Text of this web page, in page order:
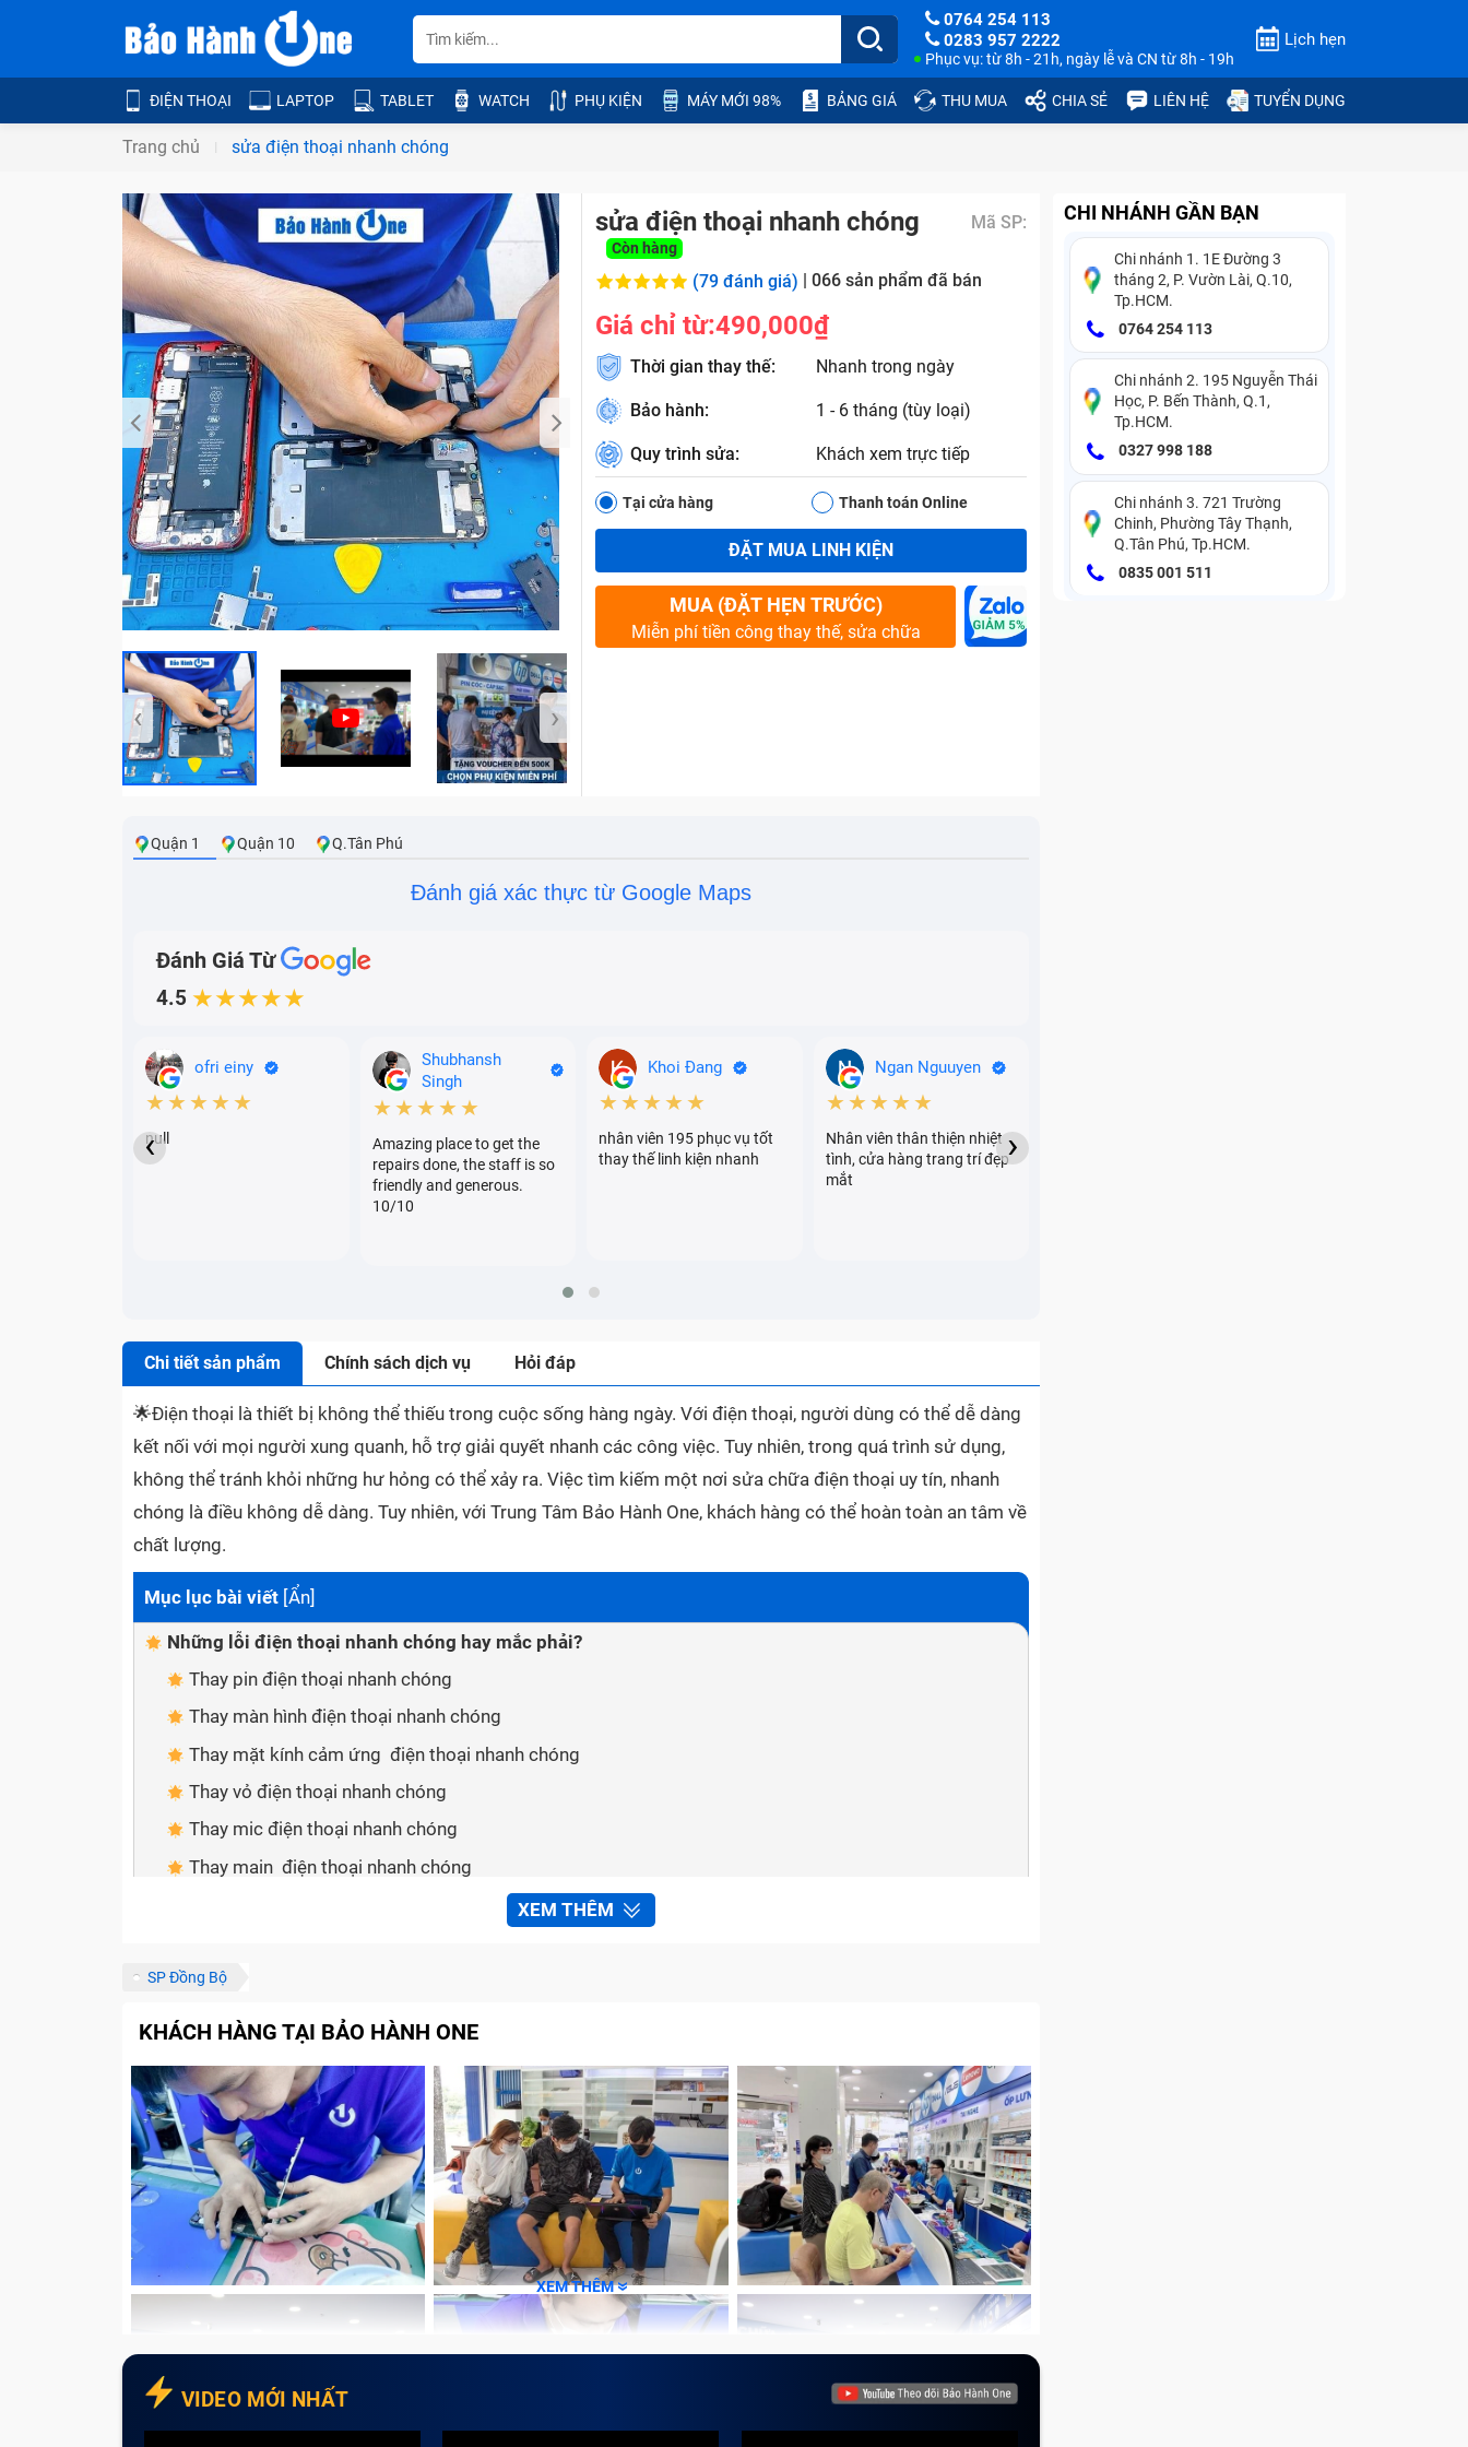
0764 254 113
0283 957 2222
Phục vụ: từ 8h - 21h, ngày lễ và CN từ 8h - 19h
Lịch hẹn
ĐIỆN THOẠI LAPTOP TABLET WATCH PHỤ KIỆN MÁY MỚI 98% BẢNG GIÁ THU MUA CHIA SẺ LIÊN HỆ TUYỂN DỤNG
Trang chủ sửa điện thoại nhanh chóng
Bảo Hành One
‹ ›
sửa điện thoại nhanh chóng Mã SP:
Còn hàng
(79 đánh giá) | 066 sản phẩm đã bán
Giá chỉ từ:490,000₫
Thời gian thay thế: Nhanh trong ngày
Bảo hành: 1 - 6 tháng (tùy loại)
Quy trình sửa: Khách xem trực tiếp
Tại cửa hàng Thanh toán Online
ĐẶT MUA LINH KIỆN
MUA (ĐẶT HẸN TRƯỚC)
Miễn phí tiền công thay thế, sửa chữa
Quận 1 Quận 10 Q.Tân Phú
Đánh giá xác thực từ Google Maps
Đánh Giá Từ
4.5 ★★★★★
ofri einy
★★★★★
null
Shubhansh
Singh
★★★★★
Amazing place to get the
repairs done, the staff is so
friendly and generous.
10/10
Khoi Đang
★★★★★
nhân viên 195 phục vụ tốt
thay thế linh kiện nhanh
Ngan Nguuyen
★★★★★
Nhân viên thân thiện nhiệt
tình, cửa hàng trang trí đẹp
mắt
‹ ›
Chi tiết sản phẩm Chính sách dịch vụ Hỏi đáp
🌟Điện thoại là thiết bị không thể thiếu trong cuộc sống hàng ngày. Với điện thoại, người dùng có thể dễ dàng
kết nối với mọi người xung quanh, hỗ trợ giải quyết nhanh các công việc. Tuy nhiên, trong quá trình sử dụng,
không thể tránh khỏi những hư hỏng có thể xảy ra. Việc tìm kiếm một nơi sửa chữa điện thoại uy tín, nhanh
chóng là điều không dễ dàng. Tuy nhiên, với Trung Tâm Bảo Hành One, khách hàng có thể hoàn toàn an tâm về
chất lượng.
Mục lục bài viết [Ẩn]
Những lỗi điện thoại nhanh chóng hay mắc phải?
Thay pin điện thoại nhanh chóng
Thay màn hình điện thoại nhanh chóng
Thay mặt kính cảm ứng điện thoại nhanh chóng
Thay vỏ điện thoại nhanh chóng
Thay mic điện thoại nhanh chóng
Thay main điện thoại nhanh chóng
An tâm về dịch vụ khi sửa chữa điện thoại nhanh chóng tại Trung Tâm Bảo Hành One
Linh kiện đảm bảo chất lượng
Đội ngũ nhân viên giàu kinh nghiệm
Chính sách vận chuyển thuận tiện
Đa dạng hình thức thanh toán
Có chính sách hoàn tiền cho sản phẩm lỗi
Những lưu ý để sửa chữa nhanh chóng, hiệu quả tại Trung Tâm Bảo Hành One
Đặt lịch hẹn trước
Tham khảo giá trước khi sửa chữa
Liên hệ với trung tâm để được tư vấn
Lưu ý các sản phẩm được, không được bảo hành
Tạm kết
XEM THÊM
SP Đồng Bộ
KHÁCH HÀNG TẠI BẢO HÀNH ONE
XEM THÊM
VIDEO MỚI NHẤT
CHI NHÁNH GẦN BẠN
Chi nhánh 1. 1E Đường 3
tháng 2, P. Vườn Lài, Q.10,
Tp.HCM.
0764 254 113
Chi nhánh 2. 195 Nguyễn Thái
Học, P. Bến Thành, Q.1,
Tp.HCM.
0327 998 188
Chi nhánh 3. 721 Trường
Chinh, Phường Tây Thạnh,
Q.Tân Phú, Tp.HCM.
0835 001 511